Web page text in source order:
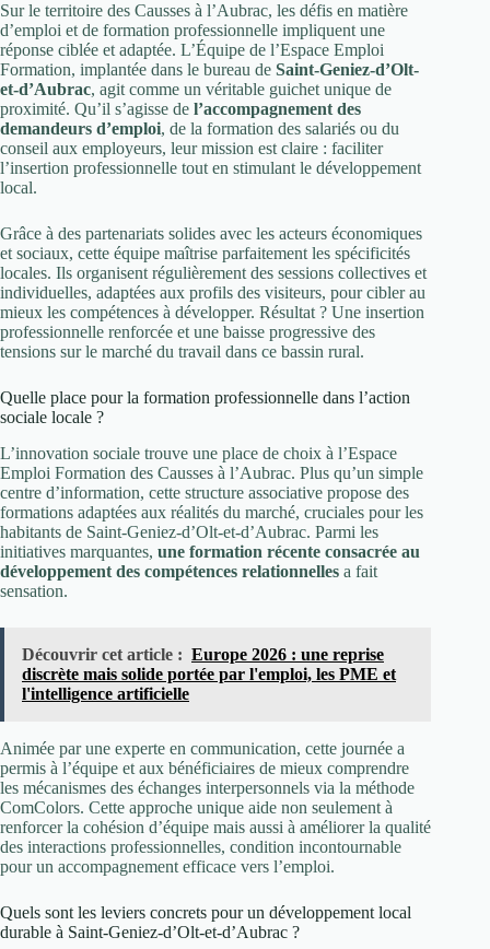
Sur le territoire des Causses à l’Aubrac, les défis en matière
d’emploi et de formation professionnelle impliquent une
réponse ciblée et adaptée. L’Équipe de l’Espace Emploi
Formation, implantée dans le bureau de Saint-Geniez-d’Olt-
et-d’Aubrac, agit comme un véritable guichet unique de
proximité. Qu’il s’agisse de l’accompagnement des
demandeurs d’emploi, de la formation des salariés ou du
conseil aux employeurs, leur mission est claire : faciliter
l’insertion professionnelle tout en stimulant le développement
local.
Grâce à des partenariats solides avec les acteurs économiques
et sociaux, cette équipe maîtrise parfaitement les spécificités
locales. Ils organisent régulièrement des sessions collectives et
individuelles, adaptées aux profils des visiteurs, pour cibler au
mieux les compétences à développer. Résultat ? Une insertion
professionnelle renforcée et une baisse progressive des
tensions sur le marché du travail dans ce bassin rural.
Quelle place pour la formation professionnelle dans l’action
sociale locale ?
L’innovation sociale trouve une place de choix à l’Espace
Emploi Formation des Causses à l’Aubrac. Plus qu’un simple
centre d’information, cette structure associative propose des
formations adaptées aux réalités du marché, cruciales pour les
habitants de Saint-Geniez-d’Olt-et-d’Aubrac. Parmi les
initiatives marquantes, une formation récente consacrée au
développement des compétences relationnelles a fait
sensation.
Découvrir cet article : Europe 2026 : une reprise
discrète mais solide portée par l'emploi, les PME et
l'intelligence artificielle
Animée par une experte en communication, cette journée a
permis à l’équipe et aux bénéficiaires de mieux comprendre
les mécanismes des échanges interpersonnels via la méthode
ComColors. Cette approche unique aide non seulement à
renforcer la cohésion d’équipe mais aussi à améliorer la qualité
des interactions professionnelles, condition incontournable
pour un accompagnement efficace vers l’emploi.
Quels sont les leviers concrets pour un développement local
durable à Saint-Geniez-d’Olt-et-d’Aubrac ?